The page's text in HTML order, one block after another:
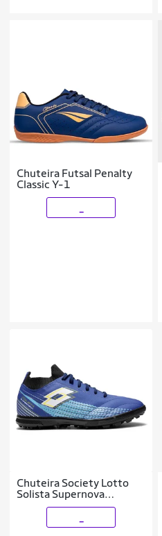
Chuteira Futsal Penalty
Classic Y-1
Chuteira Society Lotto
Solista Supernova
Masculina